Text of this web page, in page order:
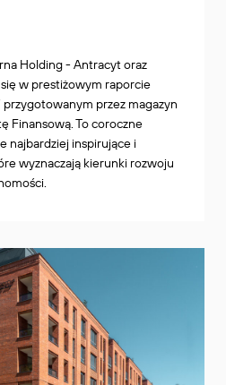
Holding - Antracyt oraz
w prestiżowym raporcie
przygotowanym przez magazyn
Finansową. To coroczne
najbardziej inspirujące i
wyznaczają kierunki rozwoju